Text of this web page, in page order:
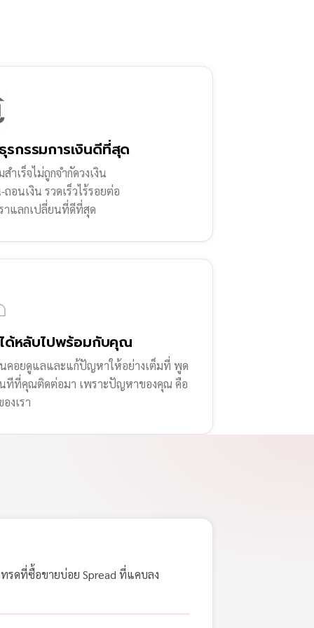
กรรมการเงินดีที่สุด
ำเร็จไม่ถูกจำกัดวงเงิน
ถอนเงิน รวดเร็วไร้รอยต่อ
าแลกเปลี่ยนที่ดีที่สุด
ได้หลับไปพร้อมกับคุณ
คอยดูแลและแก้ปัญหาให้อย่างเต็มที่ พูด
ทีที่คุณติดต่อมา เพราะปัญหาของคุณ คือ
งเรา
รดที่ซื้อขายบ่อย Spread ที่แคบลง